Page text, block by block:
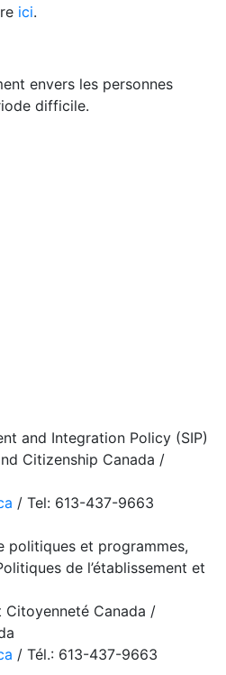
ici.
envers les personnes
difficile.
and Integration Policy (SIP)
Citizenship Canada /
/ Tel: 613-437-9663
politiques et programmes,
de l’établissement et
Citoyenneté Canada /
/ Tél.: 613-437-9663